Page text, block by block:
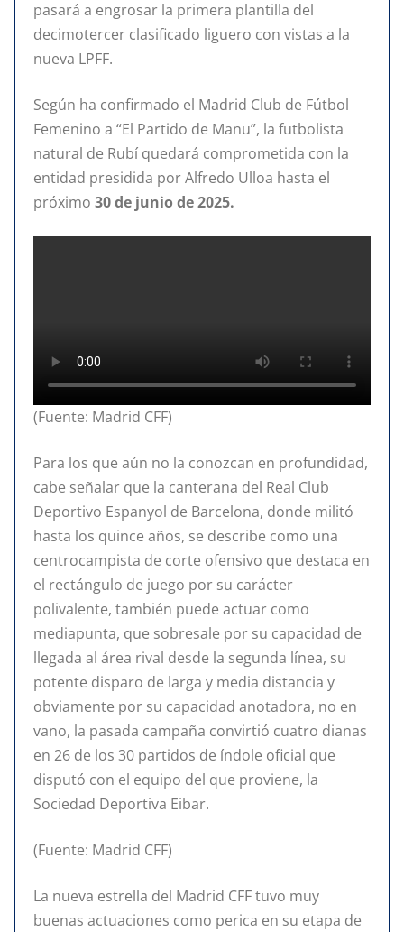
pasará a engrosar la primera plantilla del
decimotercer clasificado liguero con vistas a la
nueva LPFF.
Según ha confirmado el Madrid Club de Fútbol
Femenino a “El Partido de Manu”, la futbolista
natural de Rubí quedará comprometida con la
entidad presidida por Alfredo Ulloa hasta el
próximo 30 de junio de 2025.
(Fuente: Madrid CFF)
Para los que aún no la conozcan en profundidad,
cabe señalar que la canterana del Real Club
Deportivo Espanyol de Barcelona, donde militó
hasta los quince años, se describe como una
centrocampista de corte ofensivo que destaca en
el rectángulo de juego por su carácter
polivalente, también puede actuar como
mediapunta, que sobresale por su capacidad de
llegada al área rival desde la segunda línea, su
potente disparo de larga y media distancia y
obviamente por su capacidad anotadora, no en
vano, la pasada campaña convirtió cuatro dianas
en 26 de los 30 partidos de índole oficial que
disputó con el equipo del que proviene, la
Sociedad Deportiva Eibar.
(Fuente: Madrid CFF)
La nueva estrella del Madrid CFF tuvo muy
buenas actuaciones como perica en su etapa de